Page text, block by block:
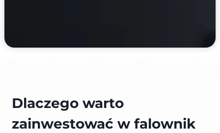
Dlaczego warto
zainwestować w falownik